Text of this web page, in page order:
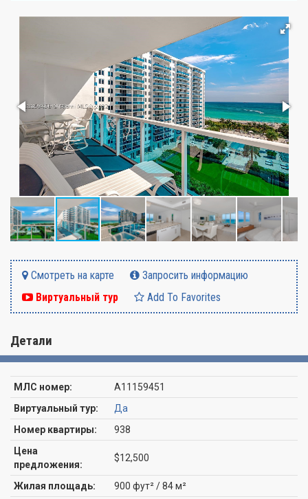
Смотреть на карте
Запросить информацию
Виртуальный тур
Add To Favorites
Детали
МЛС номер:
A11159451
Виртуальный тур:
Да
Номер квартиры:
938
Цена
предложения:
$12,500
Жилая площадь:
900 фут² / 84 м²